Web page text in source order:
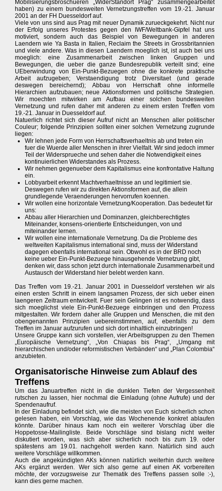
Mobilisierungsbroschueren „WiderStandort Prag“ zusammengearbeitet
haben) zu einem bundesweiten Vernetzungstreffen vom 19.-21. Januar
2001 an der FH Duesseldorf auf.
Viele von uns sind aus Prag mit neuer Dynamik zurueckgekehrt. Nicht nur
der Erfolg unseres Protestes gegen den IWF/Weltbank-Gipfel hat uns
motiviert, sondern auch das Beispiel von Bewegungen in anderen
Laendern wie Ya Basta in Italien, Reclaim the Streets in Grossbritannien
und viele andere. Was in diesen Laendern moeglich ist, ist auch bei uns
moeglich: eine Zusammenarbeit zwischen linken Gruppen und
Bewegungen, die ueber die ganze Bundesrepublik verteilt sind; eine
UEberwindung von Ein-Punkt-Bezuegen ohne die konkrete praktische
Arbeit aufzugeben; Verstaendigung trotz Diversitaet (und gerade
deswegen bereichernd); Abbau von Herrschaft ohne informelle
Hierarchien aufzubauen; neue Aktionsformen und politische Strategien.
Wir moechten mitwirken am Aufbau einer solchen bundesweiten
Vernetzung und rufen daher mit anderen zu einem ersten Treffen vom
19.-21. Januar in Duesseldorf auf.
Natuerlich richtet sich dieser Aufruf nicht an Menschen aller politischer
Couleur; folgende Prinzipien sollten einer solchen Vernetzung zugrunde
liegen:
Wir lehnen jede Form von Herrschaftsverhaeltnis ab und treten ein
fuer die Wuerde aller Menschen in ihrer Vielfalt. Wir sind jedoch immer
Teil der Widersprueche und sehen daher die Notwendigkeit eines
kontinuierlichen Widerstandes als Prozess.
Wir nehmen gegenueber dem Kapitalismus eine konfrontative Haltung
ein.
Lobbyarbeit erkennt Machtverhaeltnisse an und legitimiert sie.
Deswegen rufen wir zu direkten Aktionsformen auf, die allein
grundlegende Veraenderungen hervorrufen koennen.
Wir wollen eine horizontale Vernetzung/Kooperation. Das bedeutet für
uns:
Abbau aller Hierarchien und Dominanzen, gleichberechtigtes
Miteinander, konsens-orientierte Entscheidungen, von und
miteinander lernen.
Wir wollen eine internationale Vernetzung. Da die Probleme des
weltweiten Kapitalismus international sind, muss der Widerstand
dagegen ebenfalls international sein. Obwohl es in der BRD noch
keine ueber Ein-Punkt-Bezuege hinausgehende Vernetzung gibt,
denken wir, dass schon jetzt durch internationale Zusammenarbeit und
Austausch der Widerstand hier belebt werden kann.
Das Treffen vom 19.-21. Januar 2001 in Duesseldorf verstehen wir als
einen ersten Schritt in einem langsamen Prozess, der sich ueber einen
laengeren Zeitraum entwickelt. Fuer sein Gelingen ist es notwendig, dass
sich moeglichst viele Ein-Punkt-Bezuege einbringen und den Prozess
mitgestalten. Wir fordern daher alle Gruppen und Menschen, die mit den
obengenannten Prinzipien uebereinstimmen, auf, ebenfalls zu dem
Treffen im Januar aufzurufen und sich dort inhaltlich einzubringen!
Unsere Gruppe kann sich vorstellen, vier Arbeitsgruppen zu den Themen
„Europäische Vernetzung“, „Von Chiapas bis Prag“, „Umgang mit
hierarchischen und/oder reformistischen Verbänden“ und „Plan Colombia“
anzubieten.
Organisatorische Hinweise zum Ablauf des
Treffens
Um das Januartreffen nicht in die dunklen Tiefen der Vergessenheit
rutschen zu lassen, hier nochmal die Einladung (ohne Aufrufe) und der
Spendenaufruf.
In der Einladung befindet sich, wie die meisten von Euch sicherlich schon
gelesen haben, ein Vorschlag, wie das Wochenende konkret ablaufen
könnte. Darüber hinaus kam noch ein weiterer Vorschlag über die
Hoppetosse-Mailingliste. Beide Vorschläge sind bislang nicht weiter
diskutiert worden, was sich aber sicherlich noch bis zum 19. oder
spätestens am 19.01. nachgeholt werden kann. Natürlich sind auch
weitere Vorschläge willkommen.
Auch die angekündigten AKs können natürlich weiterhin durch weitere
AKs ergänzt werden. Wer sich also gerne auf einen AK vorbereiten
möchte, der vorzugsweise zur Thematik des Treffens passen solle :-),
kann dies gerne machen.